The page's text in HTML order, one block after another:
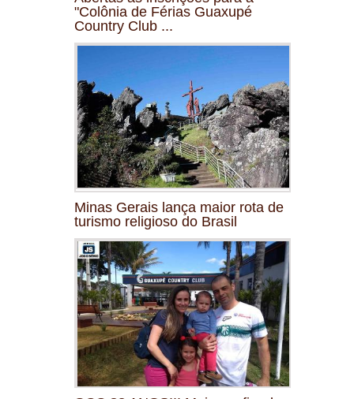
"Colônia de Férias Guaxupé
Country Club ...
Minas Gerais lança maior rota de
turismo religioso do Brasil